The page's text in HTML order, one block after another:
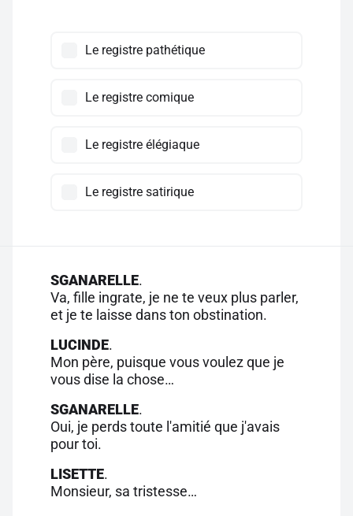
Le registre pathétique
Le registre comique
Le registre élégiaque
Le registre satirique
SGANARELLE.
Va, fille ingrate, je ne te veux plus parler,
et je te laisse dans ton obstination.
LUCINDE.
Mon père, puisque vous voulez que je
vous dise la chose…
SGANARELLE.
Oui, je perds toute l'amitié que j'avais
pour toi.
LISETTE.
Monsieur, sa tristesse…